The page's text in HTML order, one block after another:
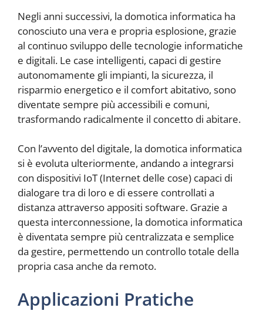
Negli anni successivi, la domotica informatica ha
conosciuto una vera e propria esplosione, grazie
al continuo sviluppo delle tecnologie informatiche
e digitali. Le case intelligenti, capaci di gestire
autonomamente gli impianti, la sicurezza, il
risparmio energetico e il comfort abitativo, sono
diventate sempre più accessibili e comuni,
trasformando radicalmente il concetto di abitare.
Con l’avvento del digitale, la domotica informatica
si è evoluta ulteriormente, andando a integrarsi
con dispositivi IoT (Internet delle cose) capaci di
dialogare tra di loro e di essere controllati a
distanza attraverso appositi software. Grazie a
questa interconnessione, la domotica informatica
è diventata sempre più centralizzata e semplice
da gestire, permettendo un controllo totale della
propria casa anche da remoto.
Applicazioni Pratiche